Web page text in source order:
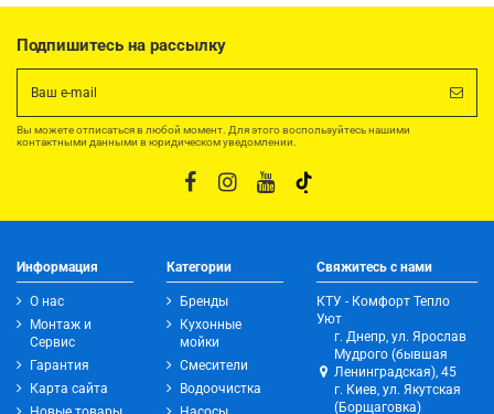
Подпишитесь на рассылку
Вы можете отписаться в любой момент. Для этого воспользуйтесь нашими
контактными данными в юридическом уведомлении.
Информация
О нас
Монтаж и
Сервис
Гарантия
Карта сайта
Категории
Бренды
Кухонные
мойки
Смесители
Водоочистка
Свяжитесь с нами
КТУ - Комфорт Тепло
Уют
г. Днепр, ул. Ярослав
Мудрого (бывшая
Ленинградская), 45
г. Киев, ул. Якутская
(Борщаговка)